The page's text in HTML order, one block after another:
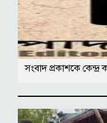
সংবাদ প্রকাশকে কেন্দ্র